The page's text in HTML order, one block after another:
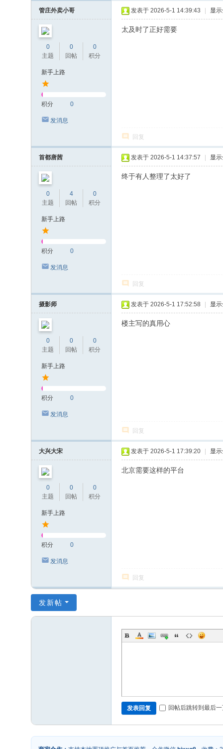
管庄外卖小哥
0
主题
0
回帖
0
积分
新手上路
积分 0
发消息
发表于 2026-5-1 14:39:43 显
太及时了正好需要
回复
首都唐茜
0
主题
4
回帖
0
积分
新手上路
积分 0
发消息
发表于 2026-5-1 14:37:57 显
终于有人整理了太好了
回复
摄影师
0
主题
0
回帖
0
积分
新手上路
积分 0
发消息
发表于 2026-5-1 17:52:58 显
楼主写的真用心
回复
大兴大宋
0
主题
0
回帖
0
积分
新手上路
积分 0
发消息
发表于 2026-5-1 17:39:20 显
北京需要这样的平台
回复
发新帖
发表回复 回帖后跳转到最后